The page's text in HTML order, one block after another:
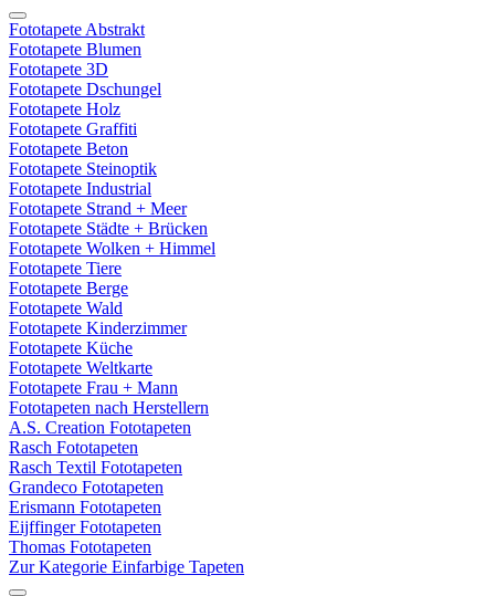
Fototapete Abstrakt
Fototapete Blumen
Fototapete 3D
Fototapete Dschungel
Fototapete Holz
Fototapete Graffiti
Fototapete Beton
Fototapete Steinoptik
Fototapete Industrial
Fototapete Strand + Meer
Fototapete Städte + Brücken
Fototapete Wolken + Himmel
Fototapete Tiere
Fototapete Berge
Fototapete Wald
Fototapete Kinderzimmer
Fototapete Küche
Fototapete Weltkarte
Fototapete Frau + Mann
Fototapeten nach Herstellern
A.S. Creation Fototapeten
Rasch Fototapeten
Rasch Textil Fototapeten
Grandeco Fototapeten
Erismann Fototapeten
Eijffinger Fototapeten
Thomas Fototapeten
Zur Kategorie Einfarbige Tapeten